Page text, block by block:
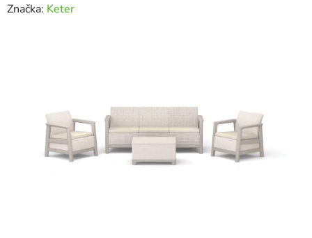
hodnocení
hvězdiček.
Značka: Keter